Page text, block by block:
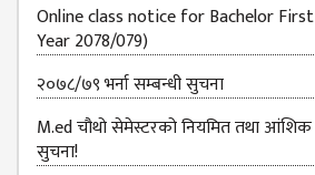
B.ED SECOND YEAR
B.ED THIRD YEAR
B.ED FOURTH YEAR
ONE YEAR B.ED
Online class notice for Bachelor
Year 2078/079)
२०७८/७९ भर्ना सम्बन्धी सुचना
M.ed चौथो सेमेस्टरको नियमित तथा आंशिक
सुचना!